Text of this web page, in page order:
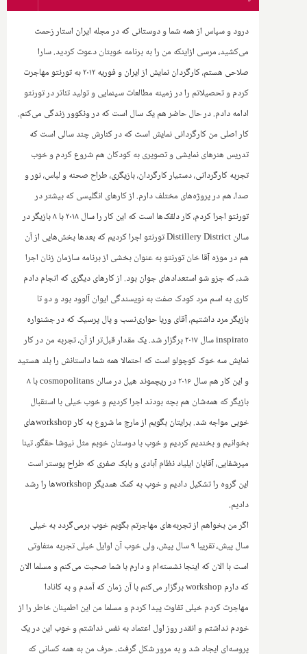
درود و سپاس از همه شما و دوستانی که در مجله ایران استار زحمت
می‌کشید، مرسی ازاینکه من را به برنامه خوبتان دعوت کردید. سارا
صلاحی هستم، کارگردان نمایش از ایران و فوریه ۲۰۱۲ ‌به تورنتو مهاجرت
کردم و تحصیلاتم را در زمینه مطالعات سینمایی و تولید تئاتر در تورنتو
ادامه دادم. در حال حاضر هم یک سال است که در ونکوور زندگی می‌کنم.
کار اصلی من کارگردانی نمایش است که در کنارش چند سالی است که
تدریس هنرهای نمایشی و تصویری به کودکان هم شروع کردم و خوب
تجربه کارگردانی، دستیار کارگردان، بازیگری، طراح صحنه و لباس، نور و
صدا، هم در پروژه‌های مختلف دارم. از کارهای انگلیسی که بیشتر در
تورنتو اجرا کردم، کار دلقک‌ها است که این کار را سال ۲۰۱۸ با ۸‌ بازیگر در
سالنDistillery Districtتورنتو اجرا کردیم که بعدها بخش‌هایی از آن
هم در موزه آقا خان تورنتو به عنوان بخشی از برنامه سازمان زنان اجرا
شد، که جزو شو استعدادهای جوان بود. از کارهای دیگری که انجام دادم
کاری به اسم مرد کودک صفت به نویسندگی ایوان آلوود بود و دو تا
بازیگر مرد داشتیم، آقای وریا حواری‌نسب و پال پرسیک که‌ در جشنواره
inspirato
سال ۲۰۱۷ برگزار شد.‌ یک مقدار قبل‌تر از آن، تجربه من در کار
نمایش سه خوک کوچولو است که احتمالا همه شما داستانش را بلد هستید
و این کار هم سال ۲۰۱۶ در ریچموند هیل در سالن
cosmopolitans با ۸
بازیگر که همه‌شان هم بچه بودند اجرا کردیم و خوب خیلی با استقبال
خوبی مواجه شد. برایتان بگویم از مارچ ما شروع ‌به کارworkshopهای
بخوانیم و بخندیم کردیم و خوب با دوستان خوبم مثل نیوشا حقگو، تینا
میرشفایی، آقایان ایلیاد نظام آبادی و بابک صفری که طراح پوستر است
این گروه را تشکیل دادیم و خوب به کمک همدیگرworkshopها را رشد
دادیم.
‌اگر من بخواهم از تجربه‌های مهاجرتم بگویم خوب برمی‌گردد به خیلی
سال پیش، تقریبا ۹ سال پیش، ولی خوب آن اوایل‌ خیلی تجربه متفاوتی
است با الان که اینجا نشسته‌ام و دارم با شما صحبت می‌کنم و مسلما الان
که دارم workshopبرگزار می‌کنم با آن زمان که آمدم و به کانادا
مهاجرت کردم خیلی تفاوت پیدا کردم و مسلما من این اطمینان خاطر را از
خودم نداشتم و انقدر روز اول اعتماد به نفس نداشتم و خوب این در یک
پروسه‌ای ایجاد شد و به مرور‌ شکل گرفت.‌ حرف من به همه کسانی که